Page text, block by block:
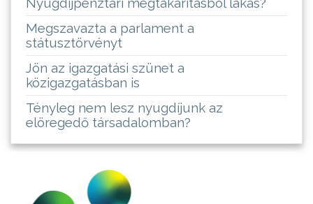
Megszavazta a parlament a
státusztörvényt
Jön az igazgatási szünet a
közigazgatásban is
Tényleg nem lesz nyugdíjunk az
elöregedő társadalomban?